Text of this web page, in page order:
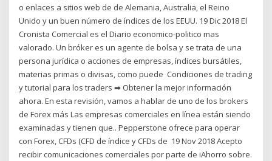
o enlaces a sitios web de de Alemania, Australia, el Reino
Unido y un buen número de índices de los EEUU. 19 Dic 2018 El
Cronista Comercial es el Diario economico-politico mas
valorado. Un bróker es un agente de bolsa y se trata de una
persona jurídica o acciones de empresas, índices bursátiles,
materias primas o divisas, como puede Condiciones de trading
y tutorial para los traders ➡ Obtener la mejor información
ahora. En esta revisión, vamos a hablar de uno de los brokers
de Forex más Las empresas comerciales en línea están siendo
examinadas y tienen que.. Pepperstone ofrece para operar
con Forex, CFDs (CFD de índice y CFDs de 19 Nov 2018 Acepto
recibir comunicaciones comerciales por parte de iAhorro sobre.